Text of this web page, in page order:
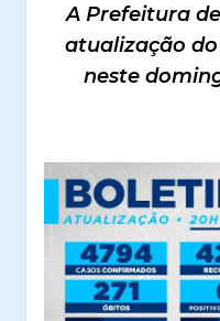
A Prefeitura
atualização do
neste